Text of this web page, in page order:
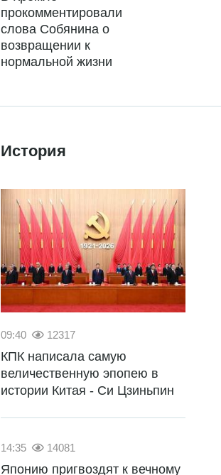
прокомментировали
слова Собянина о
возвращении к
нормальной жизни
История
09:40 12317
КПК написала самую
величественную эпопею в
истории Китая - Си Цзиньпин
14:35 14081
Японию пригвоздят к вечному